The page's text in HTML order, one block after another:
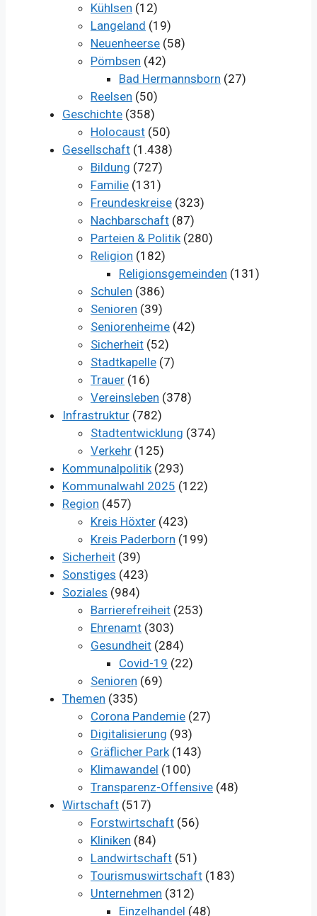
Kühlsen (12)
Langeland (19)
Neuenheerse (58)
Pömbsen (42)
Bad Hermannsborn (27)
Reelsen (50)
Geschichte (358)
Holocaust (50)
Gesellschaft (1.438)
Bildung (727)
Familie (131)
Freundeskreise (323)
Nachbarschaft (87)
Parteien & Politik(280)
Religion (182)
Religionsgemeinden (131)
Schulen (386)
Senioren (39)
Seniorenheime (42)
Sicherheit (52)
Stadtkapelle (7)
Trauer (16)
Vereinsleben (378)
Infrastruktur (782)
Stadtentwicklung (374)
Verkehr (125)
Kommunalpolitik(293)
Kommunalwahl 2025 (122)
Region (457)
Kreis Höxter (423)
Kreis Paderborn (199)
Sicherheit (39)
Sonstiges (423)
Soziales (984)
Barrierefreiheit (253)
Ehrenamt (303)
Gesundheit (284)
Covid-19 (22)
Senioren (69)
Themen (335)
Corona Pandemie (27)
Digitalisierung (93)
Gräflicher Park(143)
Klimawandel (100)
Transparenz-Offensive (48)
Wirtschaft (517)
Forstwirtschaft (56)
Kliniken (84)
Landwirtschaft (51)
Tourismuswirtschaft (183)
Unternehmen (312)
Einzelhandel (48)